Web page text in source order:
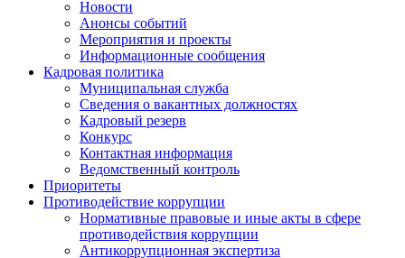
Новости
Анонсы событий
Мероприятия и проекты
Информационные сообщения
Кадровая политика
Муниципальная служба
Сведения о вакантных должностях
Кадровый резерв
Конкурс
Контактная информация
Ведомственный контроль
Приоритеты
Противодействие коррупции
Нормативные правовые и иные акты в сфере
противодействия коррупции
Антикоррупционная экспертиза